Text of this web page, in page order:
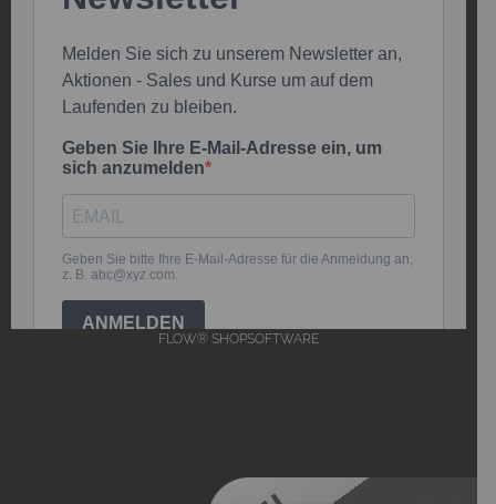
FLOW® SHOPSOFTWARE